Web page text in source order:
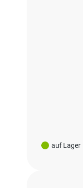
auf Lager